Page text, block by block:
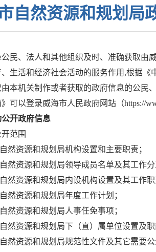
自然资源和规划局
民、法人和其他组织及时、准确获取由
生活和经济社会活动的服务作用,根据《
本机关制作或者获取的政府信息的公民
可以登录威海市人民政府网站（https://
开政府信息
开范围
然资源和规划局机构设置和主要职责；
然资源和规划局领导成员名单及其工作分
然资源和规划局内设机构设置及其工作职
然资源和规划局年度工作计划；
然资源和规划局人事任免事项；
然资源和规划局下（直）属单位设置及职
然资源和规划局规范性文件及其它需要公